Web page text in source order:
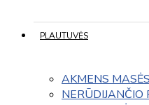
PLAUTUVĖS
AKMENS